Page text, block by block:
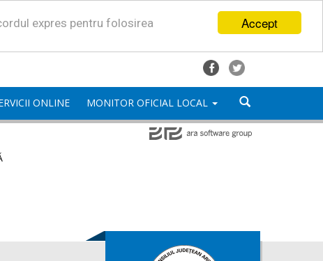
Accept
expres pentru folosirea
ONLINE MONITOR OFICIAL LOCAL